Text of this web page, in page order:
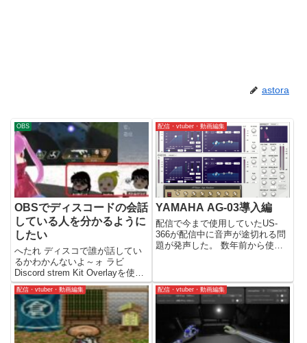
astora
OBS
OBSでディスコードの会話
している人を分かるように
したい
へたれ ディスコで誰が話してい
るかわかんないよ～ォ ラビ
Discord strem Kit Overlayを使う
んだな はじめに 多人数配信の問
題点 筆者はFPS廃人であるが、
同じく廃人たち数人と夜...
配信・vtuber・動画編集
YAMAHA AG-03導入編
配信で今まで使用していたUS-
366が配信中に音声が途切れる問
題が発声した。 数年前から使っ
にした。 AG...
配信・vtuber・動画編集 配信・vtuber・動画編集